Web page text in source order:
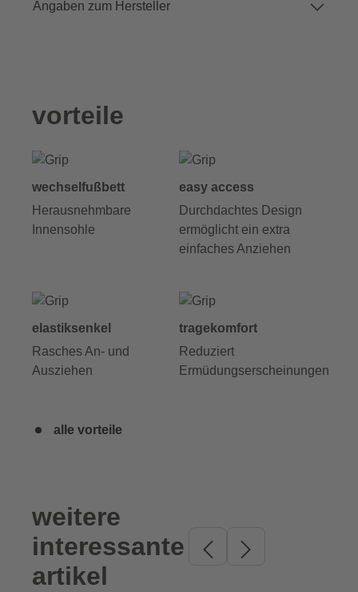
Angaben zum Hersteller
vorteile
wechselfußbett
Herausnehmbare
Innensohle
easy access
Durchdachtes Design
ermöglicht ein extra
einfaches Anziehen
elastiksenkel
Rasches An- und
Ausziehen
tragekomfort
Reduziert
Ermüdungserscheinungen
alle vorteile
Produktgalerie überspringen
weitere
interessante
artikel